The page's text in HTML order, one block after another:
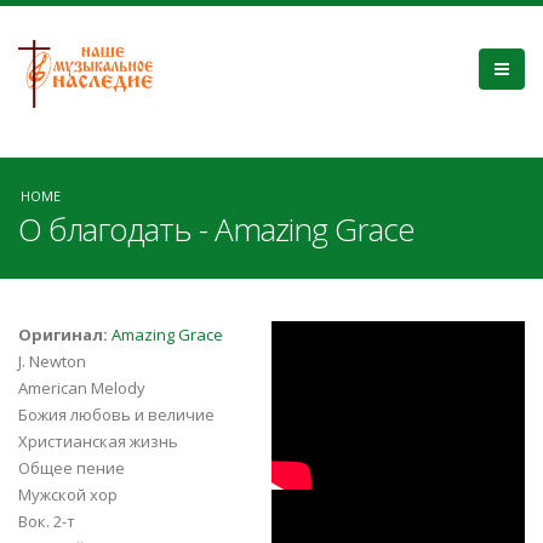
HOME
О благодать - Amazing Grace
Оригинал: Amazing Grace
J. Newton
American Melody
Божия любовь и величие
Христианская жизнь
Общее пение
Мужской хор
Вок. 2-т
GRACE